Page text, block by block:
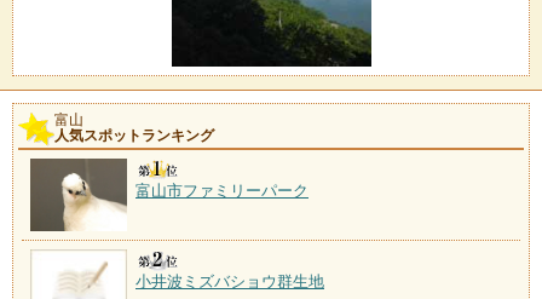
富山
人気スポットランキング
富山市ファミリーパーク
小井波ミズバショウ群生地